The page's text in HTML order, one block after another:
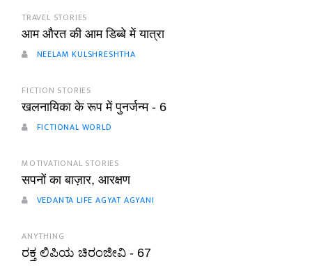
TRAVEL STORIES
आम औरत की आम डिब्बे में यात्रा
NEELAM KULSHRESHTHA
FICTION STORIES
खलनायिका के रूप में पुनर्जन्म - 6
FICTIONAL WORLD
MOTIVATIONAL STORIES
सपनों का बाज़ार, आरक्षण
VEDANTA LIFE AGYAT AGYANI
ANYTHING
ರಕ್ತ ಲಿಪಿಯ ಚಿರಂಜೀವಿ - 67